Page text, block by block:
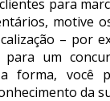
para
motive
– por
para um
forma, você
da